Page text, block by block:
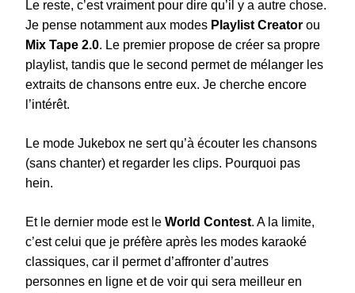
Le reste, c’est vraiment pour dire qu’il y a autre chose.
Je pense notamment aux modes Playlist Creator ou
Mix Tape 2.0. Le premier propose de créer sa propre
playlist, tandis que le second permet de mélanger les
extraits de chansons entre eux. Je cherche encore
l’intérêt.
Le mode Jukebox ne sert qu’à écouter les chansons
(sans chanter) et regarder les clips. Pourquoi pas
hein.
Et le dernier mode est le World Contest. A la limite,
c’est celui que je préfère après les modes karaoké
classiques, car il permet d’affronter d’autres
personnes en ligne et de voir qui sera meilleur en